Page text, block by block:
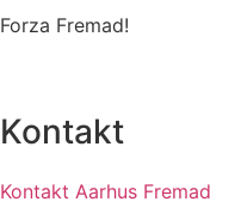
Forza Fremad!
Kontakt
Kontakt Aarhus Fremad